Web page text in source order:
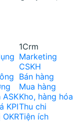
ASK
KPI
1Crm
Marketing
CSKH
Bán hàng
Mua hàng
Kho, hàng hóa
Thu chi
Tiện ích